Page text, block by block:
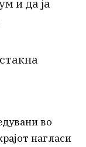
и да ја
во
нагласи